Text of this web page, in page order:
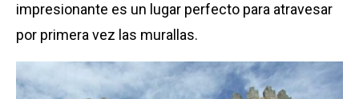
impresionante es un lugar perfecto para atravesar
por primera vez las murallas.